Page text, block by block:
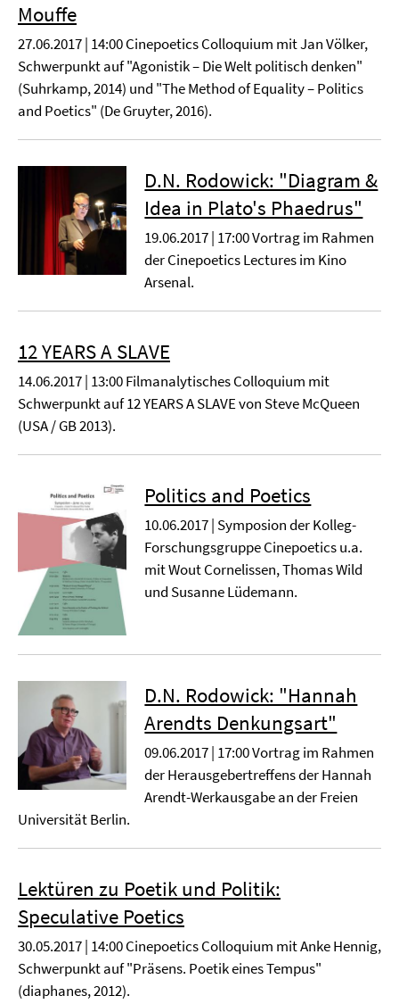
Mouffe
27.06.2017 | 14:00 Cinepoetics Colloquium mit Jan Völker,
Schwerpunkt auf "Agonistik – Die Welt politisch denken"
(Suhrkamp, 2014) und "The Method of Equality – Politics
and Poetics" (De Gruyter, 2016).
D.N. Rodowick: "Diagram &
Idea in Plato's Phaedrus"
19.06.2017 | 17:00 Vortrag im Rahmen
der Cinepoetics Lectures im Kino
Arsenal.
12 YEARS A SLAVE
14.06.2017 | 13:00 Filmanalytisches Colloquium mit
Schwerpunkt auf 12 YEARS A SLAVE von Steve McQueen
(USA / GB 2013).
Politics and Poetics
10.06.2017 | Symposion der Kolleg-
Forschungsgruppe Cinepoetics u.a.
mit Wout Cornelissen, Thomas Wild
und Susanne Lüdemann.
D.N. Rodowick: "Hannah
Arendts Denkungsart"
09.06.2017 | 17:00 Vortrag im Rahmen
der Herausgebertreffens der Hannah
Arendt-Werkausgabe an der Freien
Universität Berlin.
Lektüren zu Poetik und Politik:
Speculative Poetics
30.05.2017 | 14:00 Cinepoetics Colloquium mit Anke Hennig,
Schwerpunkt auf "Präsens. Poetik eines Tempus"
(diaphanes, 2012).